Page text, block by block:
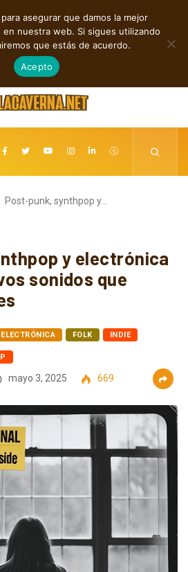
TENDENCIAS
el odio y la guerra en “Hatred?”
agosto 9, 2026
Post-punk, synthpop y…
y electrónica
sonidos que
ELECTRÓNICA FOLK INDIE
mayo 3, 2025 669
asegurar que damos la mejor
en nuestra web. Si sigues utilizando
que estás de acuerdo.
Acepto